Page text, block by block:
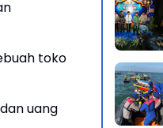
toko
uang